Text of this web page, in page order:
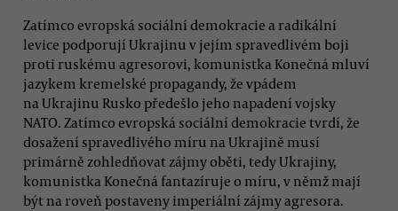
Zatímco evropská sociální demokracie a radikální
levice podporují Ukrajinu v jejím spravedlivém boji
proti ruskému agresorovi, komunistka Konečná mluví
jazykem kremelské propagandy, že vpádem
na Ukrajinu Rusko předešlo jeho napadení vojsky
NATO. Zatímco evropská sociální demokracie tvrdí, že
dosažení spravedlivého míru na Ukrajině musí
primárně zohledňovat zájmy oběti, tedy Ukrajiny,
komunistka Konečná fantazíruje o míru, v němž mají
být na roveň postaveny imperiální zájmy agresora.